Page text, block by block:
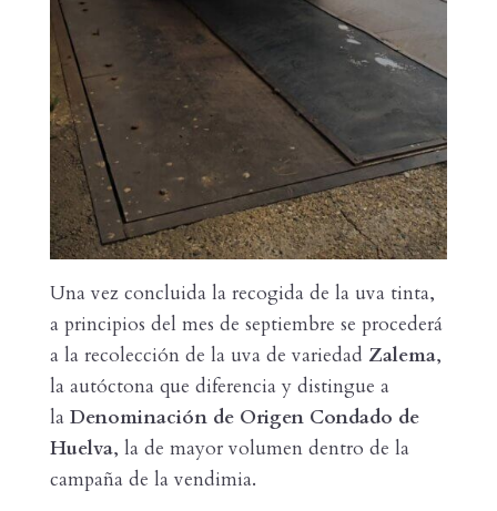
Una vez concluida la recogida de la uva tinta,
a principios del mes de septiembre se procederá
a la recolección de la uva de variedad Zalema,
la autóctona que diferencia y distingue a
la Denominación de Origen Condado de
Huelva, la de mayor volumen dentro de la
campaña de la vendimia.